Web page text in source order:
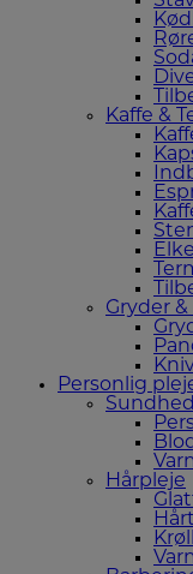
Kaffe &
Gryder
Personlig
Hårpleje